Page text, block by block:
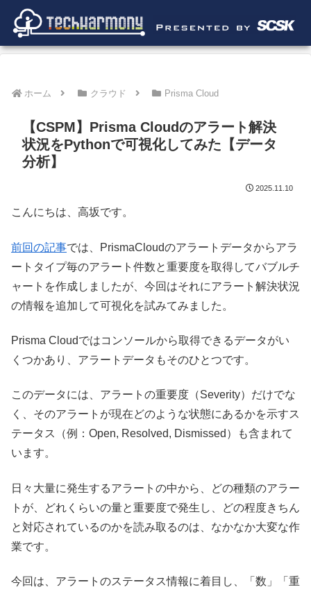
ホーム クラウド Prisma Cloud
【CSPM】Prisma Cloudのアラート解決
状況をPythonで可視化してみた【データ
分析】
2025.11.10
こんにちは、高坂です。
前回の記事では、PrismaCloudのアラートデータからアラ
ートタイプ毎のアラート件数と重要度を取得してバブルチ
ャートを作成しましたが、今回はそれにアラート解決状況
の情報を追加して可視化を試みてみました。
Prisma Cloudではコンソールから取得できるデータがい
くつかあり、アラートデータもそのひとつです。
このデータには、アラートの重要度（Severity）だけでな
く、そのアラートが現在どのような状態にあるかを示すス
テータス（例：Open, Resolved, Dismissed）も含まれて
います。
日々大量に発生するアラートの中から、どの種類のアラー
トが、どれくらいの量と重要度で発生し、どの程度きちん
と対応されているのかを読み取るのは、なかなか大変な作
業です。
今回は、アラートのステータス情報に着目し、「数」「重